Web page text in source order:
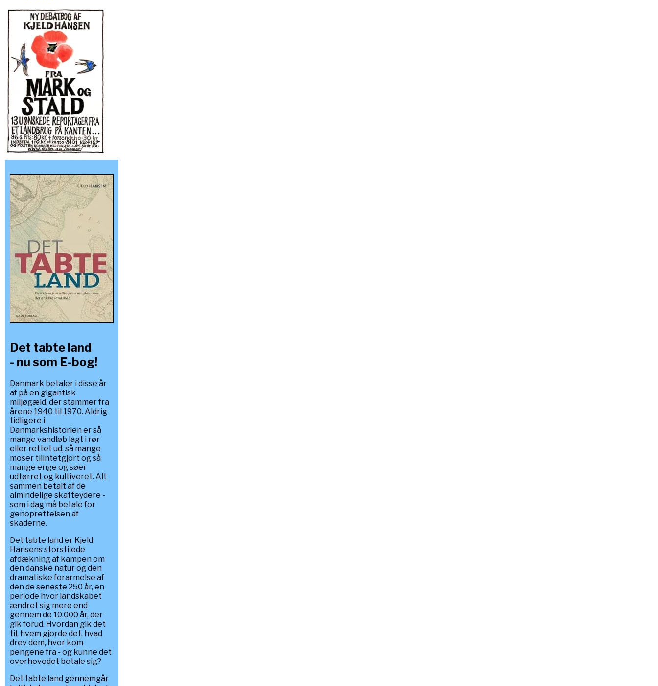
Det tabte land
- nu som E-bog!
Danmark betaler i disse år
af på en gigantisk
miljøgæld, der stammer fra
årene 1940 til 1970. Aldrig
tidligere i
Danmarkshistorien er så
mange vandløb lagt i rør
eller rettet ud, så mange
moser tilintetgjort og så
mange enge og søer
udtørret og kultiveret. Alt
sammen betalt af de
almindelige skatteydere -
som i dag må betale for
genoprettelsen af
skaderne.
Det tabte land er Kjeld
Hansens storstilede
afdækning af kampen om
den danske natur og den
dramatiske forarmelse af
den de seneste 250 år, en
periode hvor landskabet
ændret sig mere end
gennem de 10.000 år, der
gik forud. Hvordan gik det
til, hvem gjorde det, hvad
drev dem, hvor kom
pengene fra - og kunne det
overhovedet betale sig?
Det tabte land gennemgår